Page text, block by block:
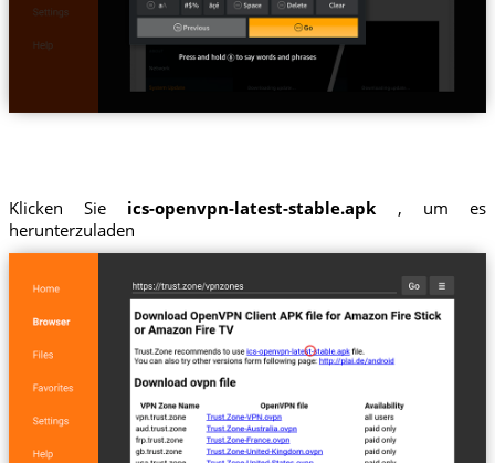
Klicken Sie ics-openvpn-latest-stable.apk , um es
herunterzuladen